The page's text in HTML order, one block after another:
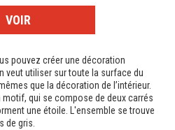
VOIR
pouvez créer une décoration
veut utiliser sur toute la surface du
que la décoration de l’intérieur.
motif, qui se compose de deux carrés
une étoile. L'ensemble se trouve
de gris.